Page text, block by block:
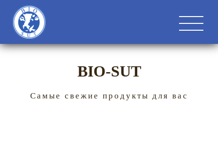
BIO-SUT
Самые свежие продукты для вас